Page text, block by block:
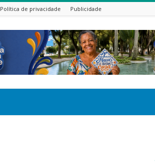
Política de privacidade Publicidade